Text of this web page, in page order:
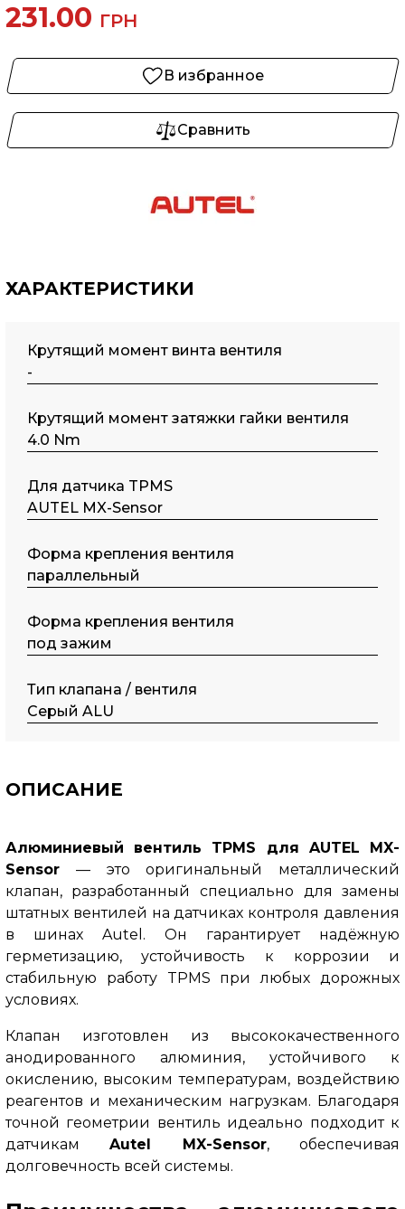
231.00 ГРН
В избранное
Сравнить
ХАРАКТЕРИСТИКИ
Крутящий момент винта вентиля
-
Крутящий момент затяжки гайки вентиля
4.0 Nm
Для датчика TPMS
AUTEL MX-Sensor
Форма крепления вентиля
параллельный
Форма крепления вентиля
под зажим
Тип клапана / вентиля
Серый ALU
ОПИСАНИЕ
Алюминиевый вентиль TPMS для AUTEL MX-
Sensor— это оригинальный металлический
клапан, разработанный специально для замены
штатных вентилей на датчиках контроля давления
в шинах Autel. Он гарантирует надёжную
герметизацию, устойчивость к коррозии и
стабильную работу TPMS при любых дорожных
условиях.
Клапан изготовлен из высококачественного
анодированного алюминия, устойчивого к
окислению, высоким температурам, воздействию
реагентов и механическим нагрузкам. Благодаря
точной геометрии вентиль идеально подходит к
датчикамAutel MX-Sensor, обеспечивая
долговечность всей системы.